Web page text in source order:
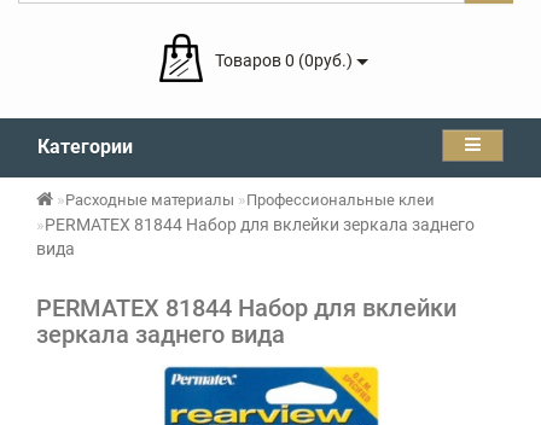
Товаров 0 (0руб.)
Категории
Расходные материалы Профессиональные клеи
PERMATEX 81844 Набор для вклейки зеркала заднего
вида
PERMATEX 81844 Набор для вклейки
зеркала заднего вида